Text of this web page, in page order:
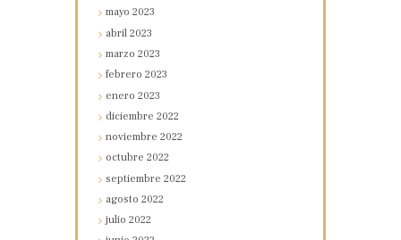
mayo2023
abril2023
marzo2023
febrero2023
enero2023
diciembre2022
noviembre2022
octubre2022
septiembre2022
agosto2022
julio2022